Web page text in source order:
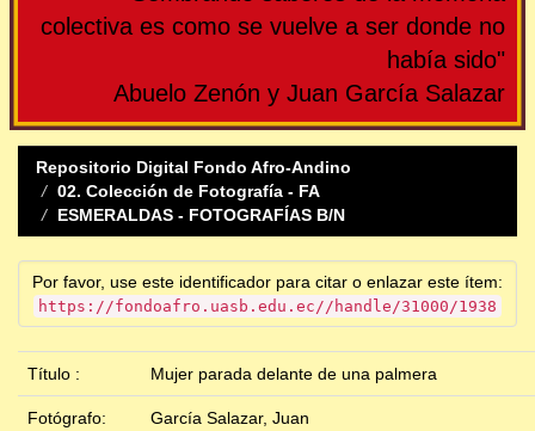
colectiva es como se vuelve a ser donde no
había sido"
Abuelo Zenón y Juan García Salazar
Repositorio Digital Fondo Afro-Andino
02. Colección de Fotografía - FA
ESMERALDAS - FOTOGRAFÍAS B/N
Por favor, use este identificador para citar o enlazar este ítem:
https://fondoafro.uasb.edu.ec//handle/31000/1938
Título : Mujer parada delante de una palmera
Fotógrafo:
García Salazar, Juan